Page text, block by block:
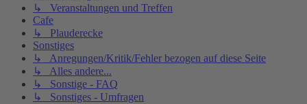
↳ Veranstaltungen und Treffen
Cafe
↳ Plauderecke
Sonstiges
↳ Anregungen/Kritik/Fehler bezogen auf diese Seite
↳ Alles andere...
↳ Sonstige - FAQ
↳ Sonstiges - Umfragen